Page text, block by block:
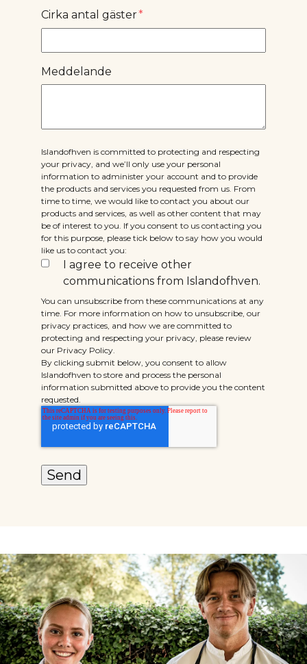
Cirka antal gäster*
Meddelande
Islandofhven is committed to protecting and respecting
your privacy, and we’ll only use your personal
information to administer your account and to provide
the products and services you requested from us. From
time to time, we would like to contact you about our
products and services, as well as other content that may
be of interest to you. If you consent to us contacting you
for this purpose, please tick below to say how you would
like us to contact you:
I agree to receive other
communications from Islandofhven.
You can unsubscribe from these communications at any
time. For more information on how to unsubscribe, our
privacy practices, and how we are committed to
protecting and respecting your privacy, please review
our Privacy Policy.
By clicking submit below, you consent to allow
Islandofhven to store and process the personal
information submitted above to provide you the content
requested.